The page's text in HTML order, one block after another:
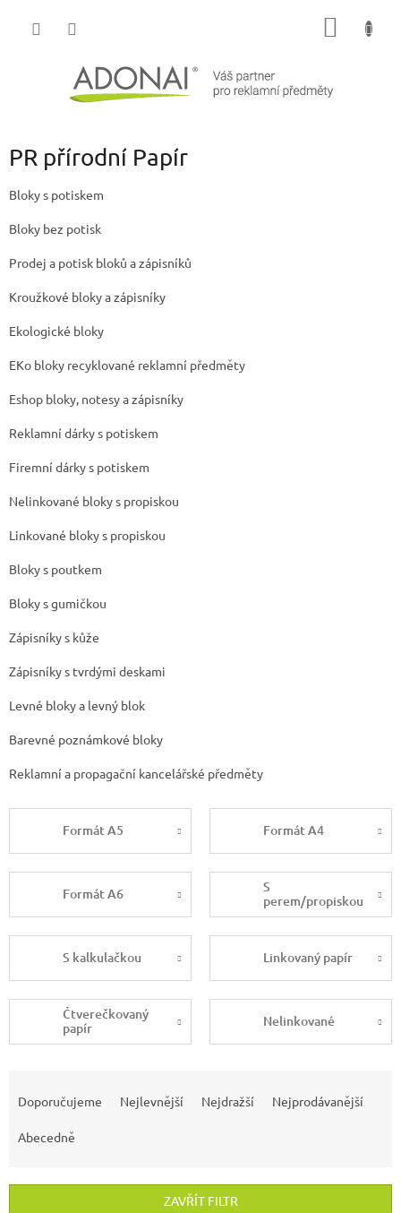
PR přírodní Papír
Bloky s potiskem
Bloky bez potisk
Prodej a potisk bloků a zápisníků
Kroužkové bloky a zápisníky
Ekologické bloky
EKo bloky recyklované reklamní předměty
Eshop bloky, notesy a zápisníky
Reklamní dárky s potiskem
Firemní dárky s potiskem
Nelinkované bloky s propiskou
Linkované bloky s propiskou
Bloky s poutkem
Bloky s gumičkou
Zápisníky s kůže
Zápisníky s tvrdými deskami
Levné bloky a levný blok
Barevné poznámkové bloky
Reklamní a propagační kancelářské předměty
Formát A5 Formát A4
Formát A6
S
perem/propiskou
S kalkulačkou Linkovaný papír
Čtverečkovaný
papír
Nelinkované
Doporučujeme Nejlevnější Nejdražší Nejprodávanější
Abecedně
ZAVŘÍT FILTR